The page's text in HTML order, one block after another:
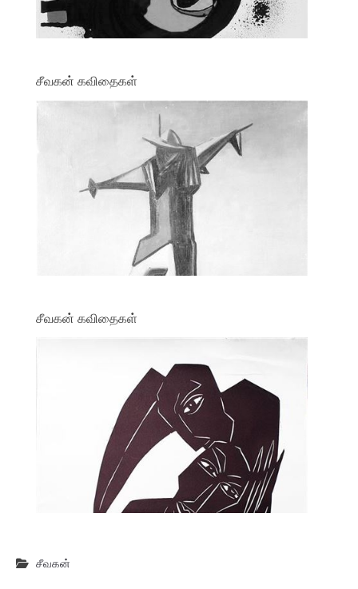
சீவகன் கவிதைகள்
சீவகன் கவிதைகள்
சீவகன்